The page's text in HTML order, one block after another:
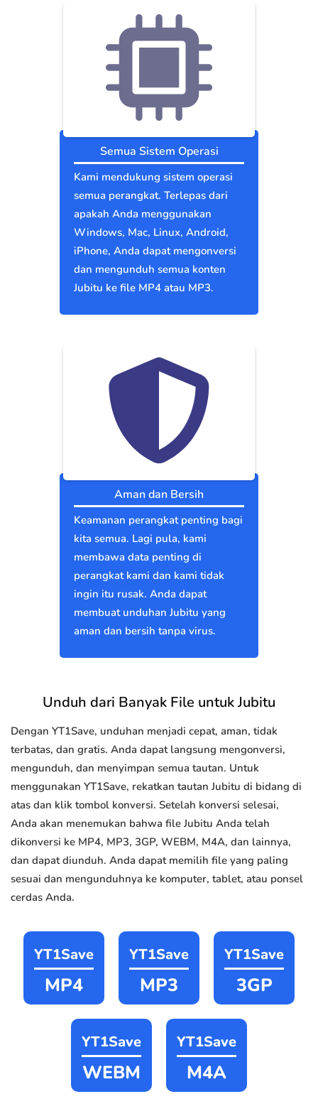
Semua Sistem Operasi
Kami mendukung sistem operasi
semua perangkat. Terlepas dari
apakah Anda menggunakan
Windows, Mac, Linux, Android,
iPhone, Anda dapat mengonversi
dan mengunduh semua konten
Jubitu ke file MP4 atau MP3.
Aman dan Bersih
Keamanan perangkat penting bagi
kita semua. Lagi pula, kami
membawa data penting di
perangkat kami dan kami tidak
ingin itu rusak. Anda dapat
membuat unduhan Jubitu yang
aman dan bersih tanpa virus.
Unduh dari Banyak File untuk Jubitu
Dengan YT1Save, unduhan menjadi cepat, aman, tidak
terbatas, dan gratis. Anda dapat langsung mengonversi,
mengunduh, dan menyimpan semua tautan. Untuk
menggunakan YT1Save, rekatkan tautan Jubitu di bidang di
atas dan klik tombol konversi. Setelah konversi selesai,
Anda akan menemukan bahwa file Jubitu Anda telah
dikonversi ke MP4, MP3, 3GP, WEBM, M4A, dan lainnya,
dan dapat diunduh. Anda dapat memilih file yang paling
sesuai dan mengunduhnya ke komputer, tablet, atau ponsel
cerdas Anda.
YT1Save
MP4
YT1Save
MP3
YT1Save
3GP
YT1Save
WEBM
YT1Save
M4A